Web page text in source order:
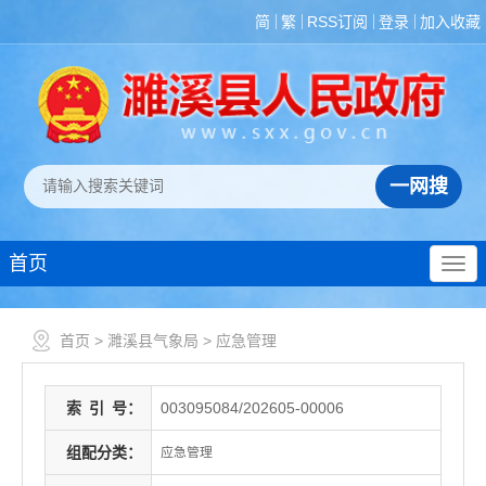
简 繁 RSS订阅 登录 加入收藏
首页
首页 > 濉溪县气象局 > 应急管理
索 引 号： 003095084/202605-00006
组配分类： 应急管理